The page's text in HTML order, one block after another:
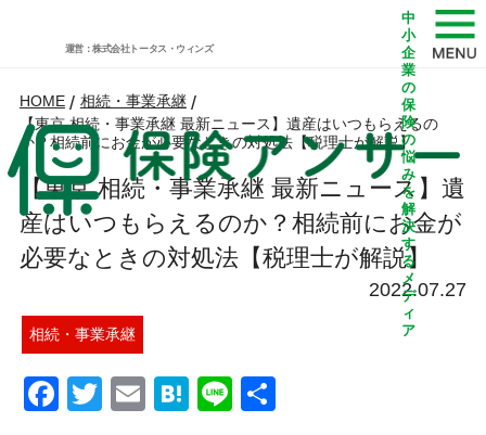
運営：株式会社トータス・ウィンズ
中
小
企
業
の
保
険
の
悩
み
を
解
決
す
る
メ
デ
ィ
ア
HOME / 相続・事業承継 /
【東京 相続・事業承継 最新ニュース】遺産はいつもらえるの
か？相続前にお金が必要なときの対処法【税理士が解説】
【東京 相続・事業承継 最新ニュース】遺
産はいつもらえるのか？相続前にお金が
必要なときの対処法【税理士が解説】
2022.07.27
相続・事業承継
Facebook
Twitter
EmailHatena
Line共